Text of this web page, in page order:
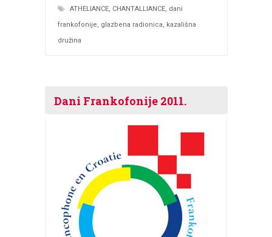
ATHELIANCE, CHANTALLIANCE, dani
frankofonije, glazbena radionica, kazališna
družina
Dani Frankofonije 2011.